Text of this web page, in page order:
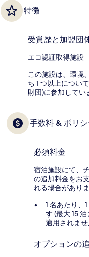
特徴
受賞歴と加盟団
エコ認証取得施設
この施設は、環境
ち 1 つ以上につい
財団)に参加してい
手数料 & ポリ
必須料金
宿泊施設にて、
の追加料金をお
れる場合があり
1 名あたり、
す (最大 15
適用されませ
オプションの